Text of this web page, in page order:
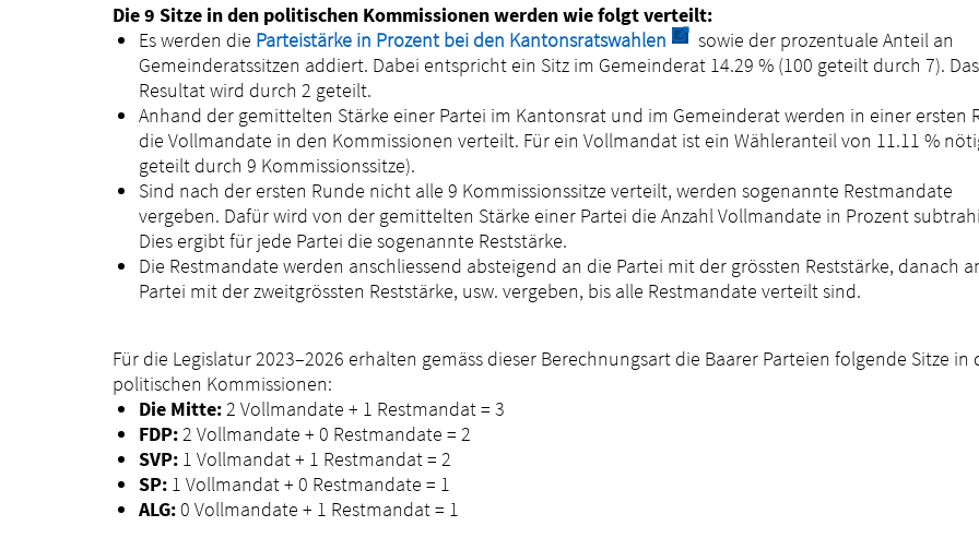
Die 9 Sitze in den politischen Kommissionen werden wie folgt verteilt:
Es werden die Parteistärke in Prozent bei den KantonsratswahlenExterner Link wird in einem neuen
sowie der prozentuale Anteil an
Gemeinderatssitzen addiert. Dabei entspricht ein Sitz im Gemeinderat 14.29 % (100 geteilt durch 7). Das
Resultat wird durch 2 geteilt.
Anhand der gemittelten Stärke einer Partei im Kantonsrat und im Gemeinderat werden in einer ersten
die Vollmandate in den Kommissionen verteilt. Für ein Vollmandat ist ein Wähleranteil von 11.11 %
geteilt durch 9 Kommissionssitze).
Sind nach der ersten Runde nicht alle 9 Kommissionssitze verteilt, werden sogenannte Restmandate
vergeben. Dafür wird von der gemittelten Stärke einer Partei die Anzahl Vollmandate in Prozent
Dies ergibt für jede Partei die sogenannte Reststärke.
Die Restmandate werden anschliessend absteigend an die Partei mit der grössten Reststärke, danach
Partei mit der zweitgrössten Reststärke, usw. vergeben, bis alle Restmandate verteilt sind.
Für die Legislatur 2023–2026 erhalten gemäss dieser Berechnungsart die Baarer Parteien folgende Sitze in
politischen Kommissionen:
Die Mitte:2 Vollmandate + 1 Restmandat = 3
FDP:2 Vollmandate + 0 Restmandate = 2
SVP:1 Vollmandat + 1 Restmandat = 2
SP:1 Vollmandat + 0 Restmandate = 1
ALG:0 Vollmandate + 1 Restmandat = 1